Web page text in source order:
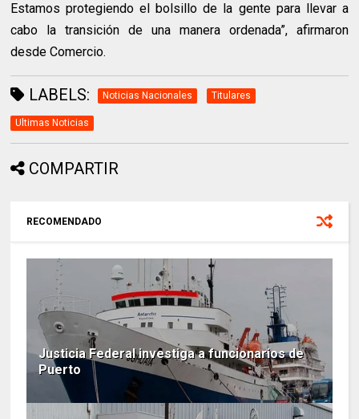
Estamos protegiendo el bolsillo de la gente para llevar a
cabo la transición de una manera ordenada”, afirmaron
desde Comercio.
LABELS: Noticias Nacionales Titulares
Ultimas Noticias
COMPARTIR
RECOMENDADO
Justicia Federal investiga a funcionarios de
Puerto